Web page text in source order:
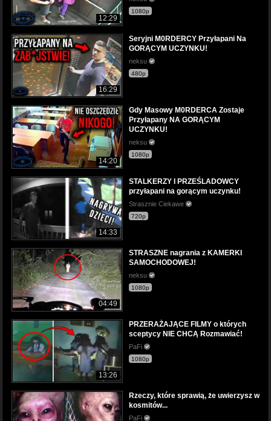
12:29
1080p
16:29
Seryjni M0RDERCY Przyłapani Na
GORĄCYM UCZYNKU!
neksu
480p
14:20
Gdy Masowy M0RDERCA Zostaje
Przyłapany NA GORĄCYM
UCZYNKU!
neksu
1080p
14:33
STALKERZY I PRZEŚLADOWCY
przyłapani na gorącym uczynku!
Strasznie Ciekawe
720p
04:49
STRASZNE nagrania z KAMERKI
SAMOCHODOWEJ!
neksu
1080p
13:26
PRZERAŻAJĄCE FILMY o których
sceptycy NIE CHCĄ Rozmawiać!
PaFi
1080p
Rzeczy, które sprawią, że uwierzysz w
kosmitów...
PaFi